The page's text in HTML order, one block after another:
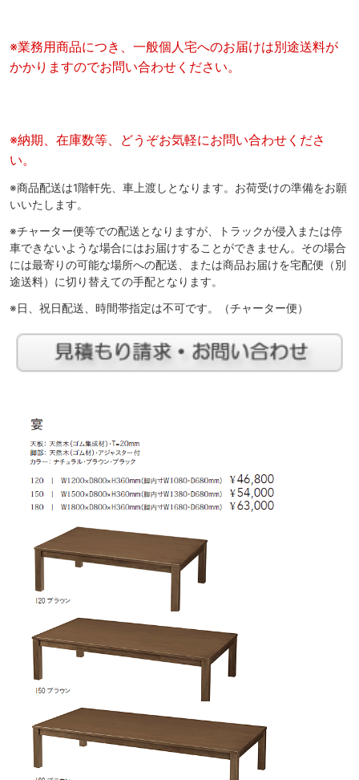
※業務用商品につき、一般個人宅へのお届けは別途送料が
かかりますのでお問い合わせください。
※納期、在庫数等、どうぞお気軽にお問い合わせくださ
い。
※商品配送は1階軒先、車上渡しとなります。お荷受けの準備をお願
いいたします。
※チャーター便等での配送となりますが、トラックが侵入または停
車できないような場合にはお届けすることができません。その場合
には最寄りの可能な場所への配送、または商品お届けを宅配便（別
途送料）に切り替えての手配となります。
※日、祝日配送、時間帯指定は不可です。（チャーター便）